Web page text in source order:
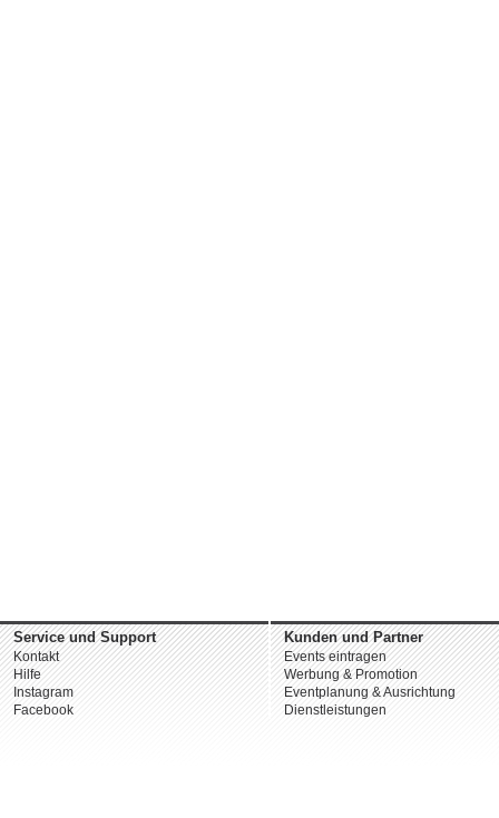
Service und Support
Kontakt
Hilfe
Instagram
Facebook
Kunden und Partner
Events eintragen
Werbung & Promotion
Eventplanung & Ausrichtung
Dienstleistungen